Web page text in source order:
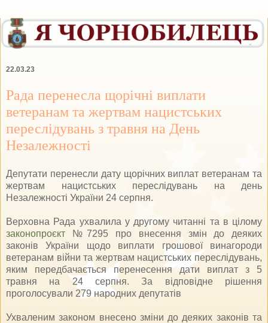
22.03.23
Рада перенесла щорічні виплати
ветеранам та жертвам нацистських
переслідувань з травня на День
Незалежності
Депутати перенесли дату щорічних виплат ветеранам та
жертвам нацистських переслідувань на день
Незалежності України 24 серпня.
Верховна Рада ухвалила у другому читанні та в цілому
законопроєкт №7295 про внесення змін до деяких
законів України щодо виплати грошової винагороди
ветеранам війни та жертвам нацистських переслідувань,
яким передбачається перенесення дати виплат з 5
травня на 24 серпня. За відповідне рішення
проголосували 279 народних депутатів
Ухваленим законом внесено зміни до деяких законів та